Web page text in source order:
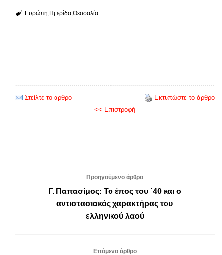
Ευρώπη Ημερίδα Θεσσαλία
Στείλτε το άρθρο
Εκτυπώστε το άρθρο
<< Επιστροφή
Προηγούμενο άρθρο
Γ. Παπασίμος: Το έπος του ΄40 και ο
αντιστασιακός χαρακτήρας του
ελληνικού λαού
Επόμενο άρθρο